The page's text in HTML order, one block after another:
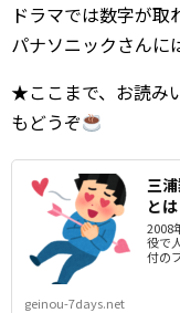
ドラマでは数字が取
パナソニックさんに
★ここまで、お読み
もどうぞ
三
と
2008
役で
付の
geinou-7days.net